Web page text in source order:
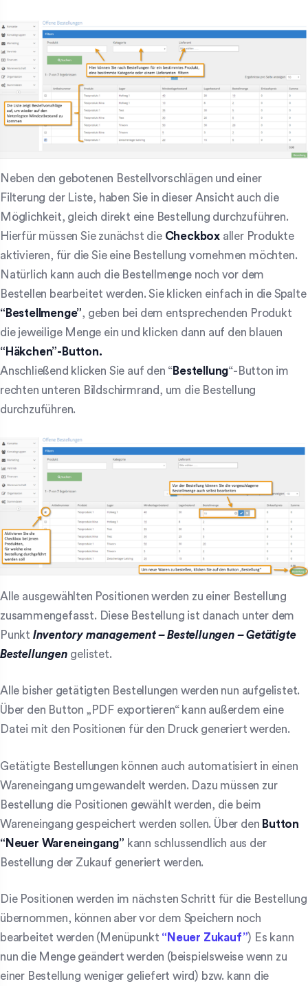
Neben den gebotenen Bestellvorschlägen und einer
Filterung der Liste, haben Sie in dieser Ansicht auch die
Möglichkeit, gleich direkt eine Bestellung durchzuführen.
Hierfür müssen Sie zunächst die Checkbox aller Produkte
aktivieren, für die Sie eine Bestellung vornehmen möchten.
Natürlich kann auch die Bestellmenge noch vor dem
Bestellen bearbeitet werden. Sie klicken einfach in die Spalte
“Bestellmenge”, geben bei dem entsprechenden Produkt
die jeweilige Menge ein und klicken dann auf den blauen
“Häkchen”-Button.
Anschließend klicken Sie auf den “Bestellung“-Button im
rechten unteren Bildschirmrand, um die Bestellung
durchzuführen.
Alle ausgewählten Positionen werden zu einer Bestellung
zusammengefasst. Diese Bestellung ist danach unter dem
Punkt Inventory management – Bestellungen – Getätigte
Bestellungen gelistet.
Alle bisher getätigten Bestellungen werden nun aufgelistet.
Über den Button „PDF exportieren“ kann außerdem eine
Datei mit den Positionen für den Druck generiert werden.
Getätigte Bestellungen können auch automatisiert in einen
Wareneingang umgewandelt werden. Dazu müssen zur
Bestellung die Positionen gewählt werden, die beim
Wareneingang gespeichert werden sollen. Über den Button
“Neuer Wareneingang” kann schlussendlich aus der
Bestellung der Zukauf generiert werden.
Die Positionen werden im nächsten Schritt für die Bestellung
übernommen, können aber vor dem Speichern noch
bearbeitet werden (Menüpunkt “Neuer Zukauf”) Es kann
nun die Menge geändert werden (beispielsweise wenn zu
einer Bestellung weniger geliefert wird) bzw. kann die